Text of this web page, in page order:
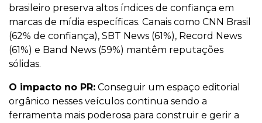
brasileiro preserva altos índices de confiança em
marcas de mídia específicas. Canais como CNN Brasil
(62% de confiança), SBT News (61%), Record News
(61%) e Band News (59%) mantêm reputações
sólidas.
O impacto no PR: Conseguir um espaço editorial
orgânico nesses veículos continua sendo a
ferramenta mais poderosa para construir e gerir a